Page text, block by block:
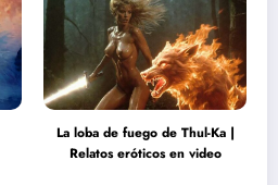
La loba de fuego de Thul-Ka |
Relatos eróticos en video